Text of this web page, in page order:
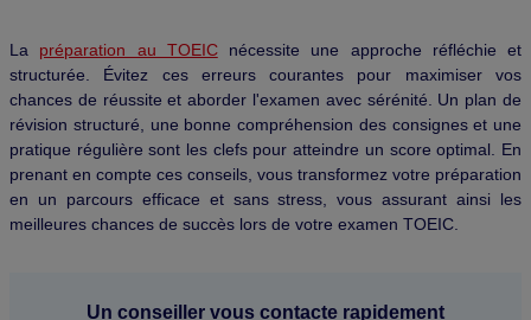
La préparation au TOEICnécessite une approche réfléchie et
structurée. Évitez ces erreurs courantes pour maximiser vos
chances de réussite et aborder l'examen avec sérénité. Un plan de
révision structuré, une bonne compréhension des consignes et une
pratique régulière sont les clefs pour atteindre un score optimal. En
prenant en compte ces conseils, vous transformez votre préparation
en un parcours efficace et sans stress, vous assurant ainsi les
meilleures chances de succès lors de votre examen TOEIC.
Un conseiller vous contacte rapidement